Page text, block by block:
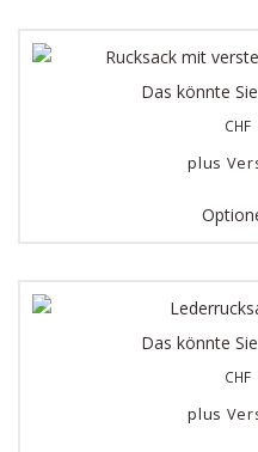
Das könnte
CHF
plus
Das könnte
CHF
plus